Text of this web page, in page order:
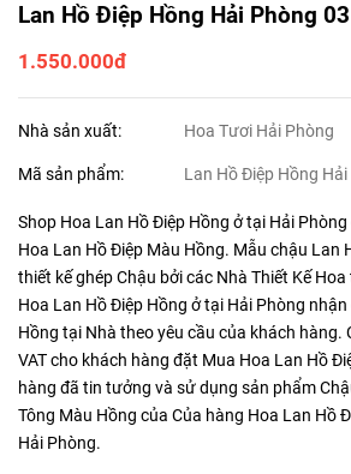
Lan Hồ Điệp Hồng Hải Phòng 03
1.550.000đ
Nhà sản xuất: Hoa Tươi Hải Phòng
Mã sản phẩm: Lan Hồ Điệp Hồng
Shop Hoa Lan Hồ Điệp Hồng ở tại Hải
Hoa Lan Hồ Điệp Màu Hồng. Mẫu chậu Lan
thiết kế ghép Chậu bởi các Nhà Thiết Kế
Hoa Lan Hồ Điệp Hồng ở tại Hải Phòng
Hồng tại Nhà theo yêu cầu của khách hàng.
VAT cho khách hàng đặt Mua Hoa Lan Hồ
hàng đã tin tưởng và sử dụng sản phẩm
Tông Màu Hồng của Của hàng Hoa Lan Hồ
Hải Phòng.